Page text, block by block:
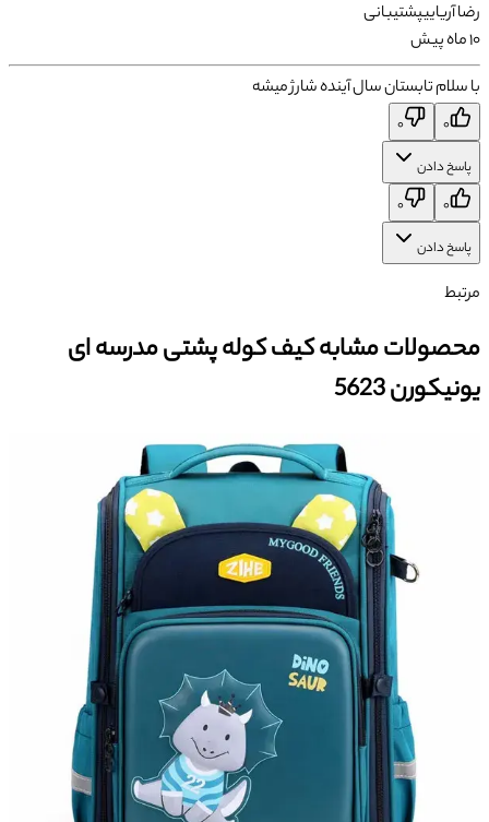
رضاآریاییپشتیبانی
۱۰ ماه پیش
با سلام تابستان سال آینده شارژ میشه
۰
۰
پاسخ دادن
۰
۰
پاسخ دادن
مرتبط
محصولات مشابه کیف کوله پشتی مدرسه ای
یونیکورن 5623